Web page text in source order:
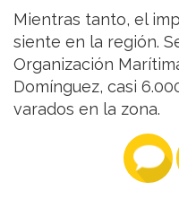
Mientras tanto, el
siente en la región.
Organización
Domínguez, casi
varados en la zona.